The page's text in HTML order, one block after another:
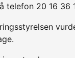
telefon 20 16 36